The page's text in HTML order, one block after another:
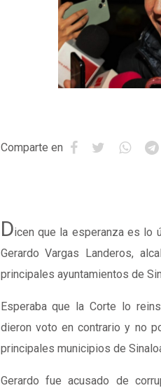
Comparte en
Dicen que la esperanza es lo
Gerardo Vargas Landeros,
principales ayuntamientos de
Esperaba que la Corte lo
dieron voto en contrario y no
principales municipios de
Gerardo fue acusado de